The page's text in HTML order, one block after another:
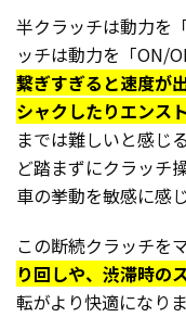
半クラッチは動力を
ッチは動力を「ON/
繋ぎすぎると速度が
シャクしたりエンス
までは難しいと感じ
ど踏まずにクラッチ
車の挙動を敏感に感
この断続クラッチを
り回しや、渋滞時の
転がより快適になりま